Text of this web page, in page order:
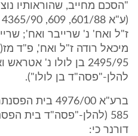
"הסכם מחייב, שהוראותיו
ז"ל ואח' נ' שרייבר ואח';
להלן-"פסה"ד בן לולו").
585 (להלן-"פסה"ד בית
דורנר כי: